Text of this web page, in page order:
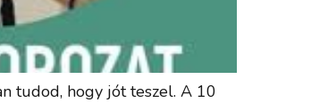
tudod, hogy jót teszel. A 10